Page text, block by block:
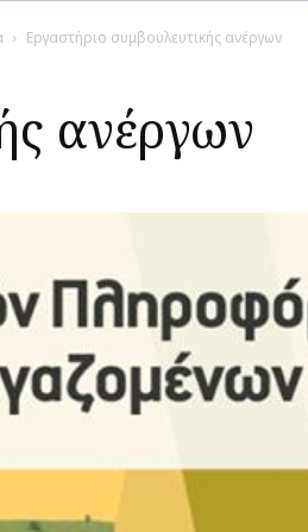
Εργαστήριο συμβουλευτικής ανέργων
ανέργων